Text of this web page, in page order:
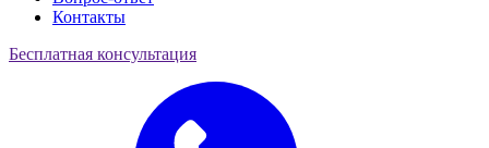
Контакты
Бесплатная консультация